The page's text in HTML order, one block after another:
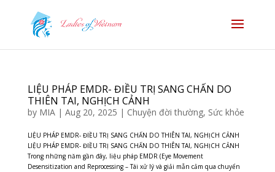
LIỆU PHÁP EMDR- ĐIỀU TRỊ SANG CHẤN DO
THIÊN TAI, NGHỊCH CẢNH
by MIA| Aug 20, 2025 | Chuyện đời thường, Sức khỏe
LIỆU PHÁP EMDR- ĐIỀU TRỊ SANG CHẤN DO THIÊN TAI, NGHỊCH CẢNH
LIỆU PHÁP EMDR- ĐIỀU TRỊ SANG CHẤN DO THIÊN TAI, NGHỊCH CẢNH
Trong những năm gần đây, liệu pháp EMDR (Eye Movement
Desensitization and Reprocessing – Tái xử lý và giải mẫn cảm qua chuyển